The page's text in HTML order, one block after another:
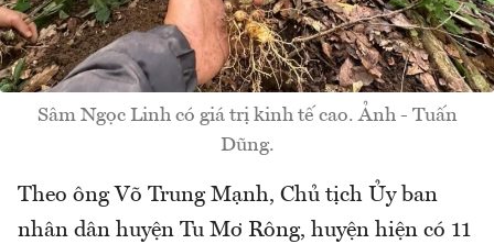
Sâm Ngọc Linh có giá trị kinh tế cao. Ảnh - Tuấn
Dũng.
Theo ông Võ Trung Mạnh, Chủ tịch Ủy ban
nhân dân huyện Tu Mơ Rông, huyện hiện có 11